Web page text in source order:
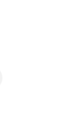
und der